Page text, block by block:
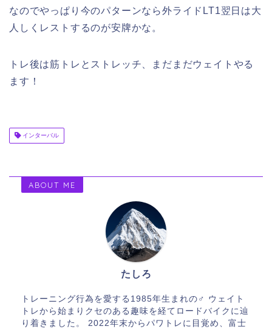
なのでやっぱり今のパターンなら外ライドLT1翌日は大
人しくレストするのが安牌かな。
トレ後は筋トレとストレッチ、まだまだウェイトやる
ます！
インターバル
ABOUT ME
たしろ
トレーニング行為を愛する1985年生まれの♂ ウェイト
トレから始まりクセのある趣味を経てロードバイクに辿
り着きました。 2022年末からパワトレに目覚め、富士